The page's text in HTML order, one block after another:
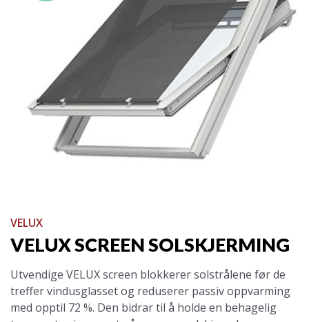
VELUX
VELUX SCREEN SOLSKJERMING
Utvendige VELUX screen blokkerer solstrålene før de
treffer vindusglasset og reduserer passiv oppvarming
med opptil 72 %. Den bidrar til å holde en behagelig